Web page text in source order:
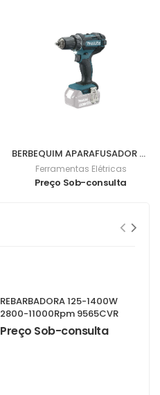
BERBEQUIM APARAFUSADOR BL 18V 62Nm DDF482Z
Ferramentas Elétricas
Preço Sob-consulta
REBARBADORA 125-1400W
2800-11000Rpm 9565CVR
Preço Sob-consulta